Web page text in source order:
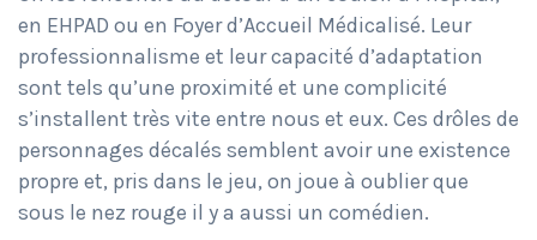
en EHPAD ou en Foyer d’Accueil Médicalisé. Leur
professionnalisme et leur capacité d’adaptation
sont tels qu’une proximité et une complicité
s’installent très vite entre nous et eux. Ces drôles de
personnages décalés semblent avoir une existence
propre et, pris dans le jeu, on joue à oublier que
sous le nez rouge il y a aussi un comédien.